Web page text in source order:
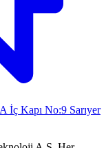
İç Kapı No:9 Sarıyer